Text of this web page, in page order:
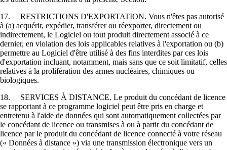
17. RESTRICTIONS D'EXPORTATION. Vous n'êtes pas autorisé
à (a) acquérir, expédier, transférer ou réexporter, directement ou
indirectement, le Logiciel ou tout produit directement associé à ce
dernier, en violation des lois applicables relatives à l'exportation ou (b)
permettre au Logiciel d'être utilisé à des fins interdites par ces lois
d'exportation incluant, notamment, mais sans que ce soit limitatif, celles
relatives à la prolifération des armes nucléaires, chimiques ou
biologiques.
18. SERVICES À DISTANCE. Le produit du concédant de licence
se rapportant à ce programme logiciel peut être pris en charge et
entretenu à l'aide de données qui sont automatiquement collectées par
le concédant de licence ou transmises à ou à partir du concédant de
licence par le produit du concédant de licence connecté à votre réseau
(« Données à distance ») via une transmission électronique vers un